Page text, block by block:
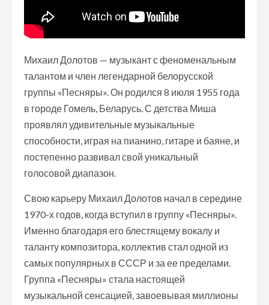
Михаил Долотов — музыкант с феноменальным
талантом и член легендарной белорусской
группы «Песняры». Он родился 8 июля 1955 года
в городе Гомель, Беларусь. С детства Миша
проявлял удивительные музыкальные
способности, играя на пианино, гитаре и баяне, и
постепенно развивал свой уникальный
голосовой диапазон.
Свою карьеру Михаил Долотов начал в середине
1970-х годов, когда вступил в группу «Песняры».
Именно благодаря его блестящему вокалу и
таланту композитора, коллектив стал одной из
самых популярных в СССР и за ее пределами.
Группа «Песняры» стала настоящей
музыкальной сенсацией, завоевывая миллионы